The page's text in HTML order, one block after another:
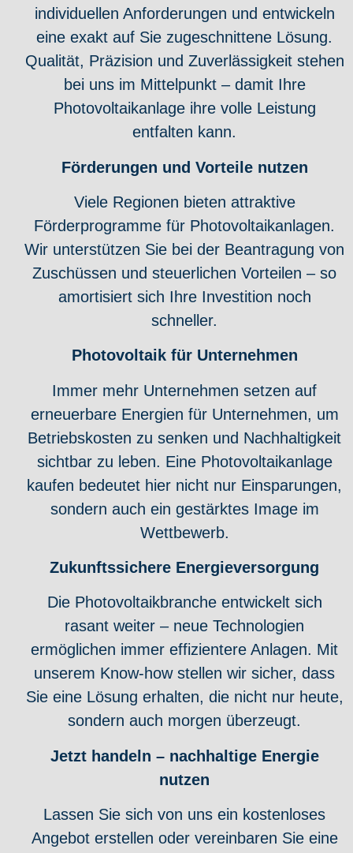
individuellen Anforderungen und entwickeln
eine exakt auf Sie zugeschnittene Lösung.
Qualität, Präzision und Zuverlässigkeit stehen
bei uns im Mittelpunkt – damit Ihre
Photovoltaikanlage ihre volle Leistung
entfalten kann.
Förderungen und Vorteile nutzen
Viele Regionen bieten attraktive
Förderprogramme für Photovoltaikanlagen.
Wir unterstützen Sie bei der Beantragung von
Zuschüssen und steuerlichen Vorteilen – so
amortisiert sich Ihre Investition noch
schneller.
Photovoltaik für Unternehmen
Immer mehr Unternehmen setzen auf
erneuerbare Energien für Unternehmen, um
Betriebskosten zu senken und Nachhaltigkeit
sichtbar zu leben. Eine Photovoltaikanlage
kaufen bedeutet hier nicht nur Einsparungen,
sondern auch ein gestärktes Image im
Wettbewerb.
Zukunftssichere Energieversorgung
Die Photovoltaikbranche entwickelt sich
rasant weiter – neue Technologien
ermöglichen immer effizientere Anlagen. Mit
unserem Know-how stellen wir sicher, dass
Sie eine Lösung erhalten, die nicht nur heute,
sondern auch morgen überzeugt.
Jetzt handeln – nachhaltige Energie
nutzen
Lassen Sie sich von uns ein kostenloses
Angebot erstellen oder vereinbaren Sie eine